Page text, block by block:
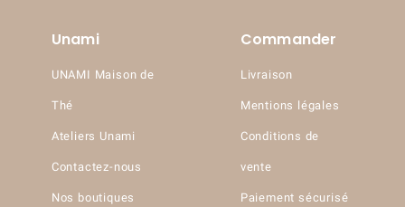
(4 avis)
Unami
UNAMI Maison de
Thé
Ateliers Unami
Contactez-nous
Nos boutiques
Commander
Livraison
Mentions légales
Conditions de
vente
Paiement sécurisé